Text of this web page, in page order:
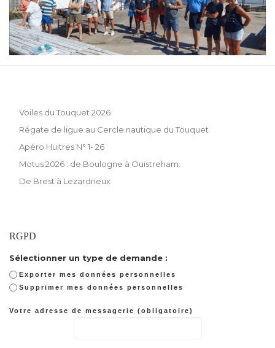
Voiles du Touquet 2026
Régate de ligue au Cercle nautique du Touquet
Apéro Huitres N° 1- 26
Motus 2026 : de Boulogne à Ouistreham.
De Brest à Lezardrieux
RGPD
Sélectionner un type de demande :
Exporter mes données personnelles
Supprimer mes données personnelles
Votre adresse de messagerie (obligatoire)